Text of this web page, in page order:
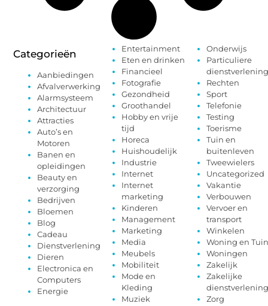
Categorieën
Aanbiedingen
Afvalverwerking
Alarmsysteem
Architectuur
Attracties
Auto’s en
Motoren
Banen en
opleidingen
Beauty en
verzorging
Bedrijven
Bloemen
Blog
Cadeau
Dienstverlening
Dieren
Electronica en
Computers
Energie
Entertainment
Eten en drinken
Financieel
Fotografie
Gezondheid
Groothandel
Hobby en vrije
tijd
Horeca
Huishoudelijk
Industrie
Internet
Internet
marketing
Kinderen
Management
Marketing
Media
Meubels
Mobiliteit
Mode en
Kleding
Muziek
Onderwijs
Particuliere
dienstverlening
Rechten
Sport
Telefonie
Testing
Toerisme
Tuin en
buitenleven
Tweewielers
Uncategorized
Vakantie
Verbouwen
Vervoer en
transport
Winkelen
Woning en Tuin
Woningen
Zakelijk
Zakelijke
dienstverlening
Zorg